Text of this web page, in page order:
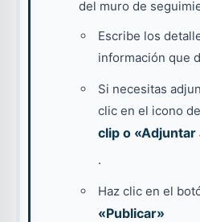
del muro de
Escribe los
información que
Si necesitas
clic en el icono de
clip o «Adjuntar
.
Haz clic en el
«Publicar»